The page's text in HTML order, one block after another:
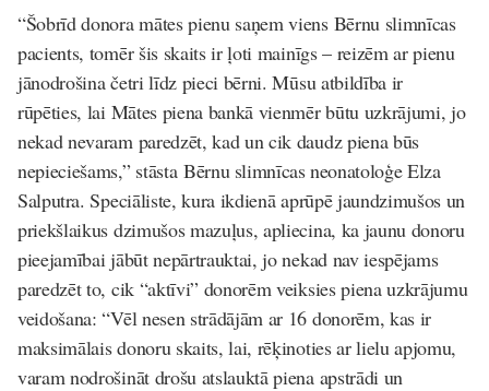
“Šobrīd donora mātes pienu saņem viens Bērnu slimnīcas
pacients, tomēr šis skaits ir ļoti mainīgs – reizēm ar pienu
jānodrošina četri līdz pieci bērni. Mūsu atbildība ir
rūpēties, lai Mātes piena bankā vienmēr būtu uzkrājumi, jo
nekad nevaram paredzēt, kad un cik daudz piena būs
nepieciešams,” stāsta Bērnu slimnīcas neonatoloģe Elza
Salputra. Speciāliste, kura ikdienā aprūpē jaundzimušos un
priekšlaikus dzimušos mazuļus, apliecina, ka jaunu donoru
pieejamībai jābūt nepārtrauktai, jo nekad nav iespējams
paredzēt to, cik “aktīvi” donorēm veiksies piena uzkrājumu
veidošana: “Vēl nesen strādājām ar 16 donorēm, kas ir
maksimālais donoru skaits, lai, rēķinoties ar lielu apjomu,
varam nodrošināt drošu atslauktā piena apstrādi un